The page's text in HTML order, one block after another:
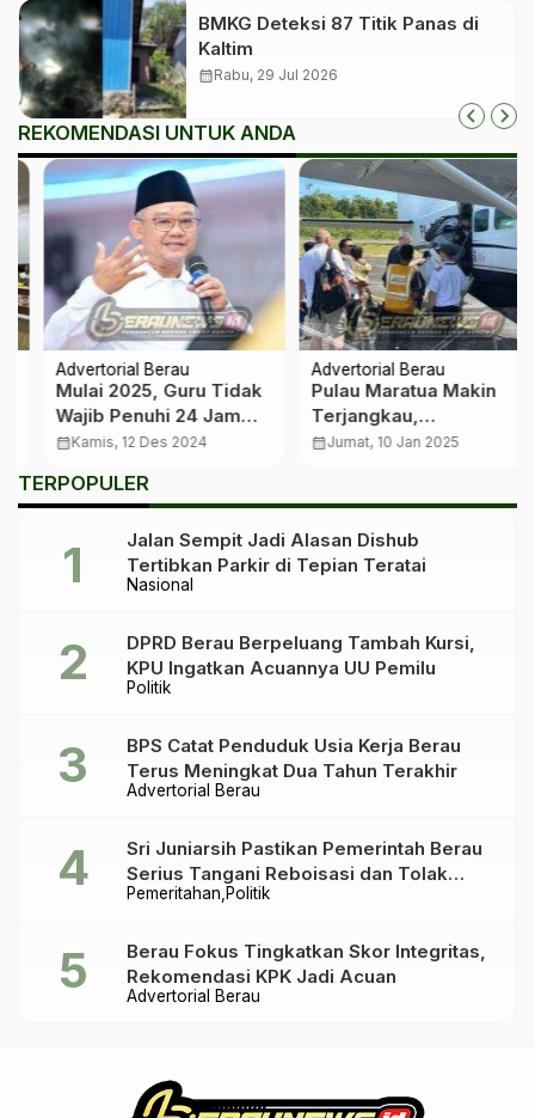
BMKG Deteksi 87 Titik Panas di
Kaltim
calendar_monthRabu, 29 Jul 2026
REKOMENDASI UNTUK ANDA
Advertorial Berau
Mulai 2025, Guru Tidak
Wajib Penuhi 24 Jam
Tatap Muka, Ada
Kamis, 12 Des 2024
Advertorial Berau
Pulau Maratua Makin
Terjangkau,
Penerbangan Perintis
Jumat, 10 Jan 2025
TERPOPULER
Nasional
Jalan Sempit Jadi Alasan Dishub
Tertibkan Parkir di Tepian Teratai
Politik
DPRD Berau Berpeluang Tambah Kursi,
KPU Ingatkan Acuannya UU Pemilu
Advertorial Berau
BPS Catat Penduduk Usia Kerja Berau
Terus Meningkat Dua Tahun Terakhir
Pemeritahan Politik
Sri Juniarsih Pastikan Pemerintah Berau
Serius Tangani Reboisasi dan Tolak
Praktik Ilegal
Advertorial Berau
Berau Fokus Tingkatkan Skor Integritas,
Rekomendasi KPK Jadi Acuan